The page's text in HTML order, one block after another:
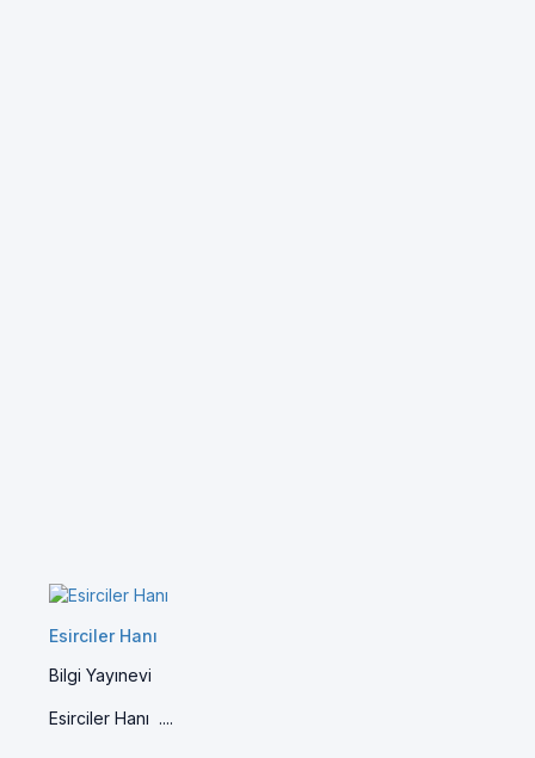
Esirciler Hanı
Bilgi Yayınevi
Esirciler Hanı ....